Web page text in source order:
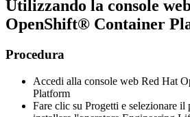
Utilizzando la console
OpenShift® Container
Procedura
Accedi alla console web Red Hat
Platform
Fare clic su Progetti e selezionare il